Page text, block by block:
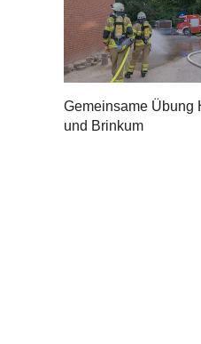
Gemeinsame Übung
und Brinkum